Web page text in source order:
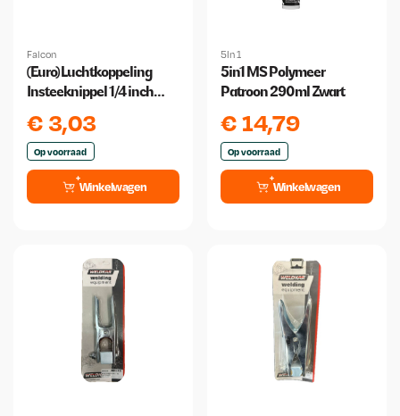
Falcon
(Euro) Luchtkoppeling
Insteeknippel 1/4 inch
€ 3,03
Op voorraad
Winkelwagen
5In 1
5in1 MS Polymeer
Patroon 290ml Zwart
€14,79
Op voorraad
Winkelwagen